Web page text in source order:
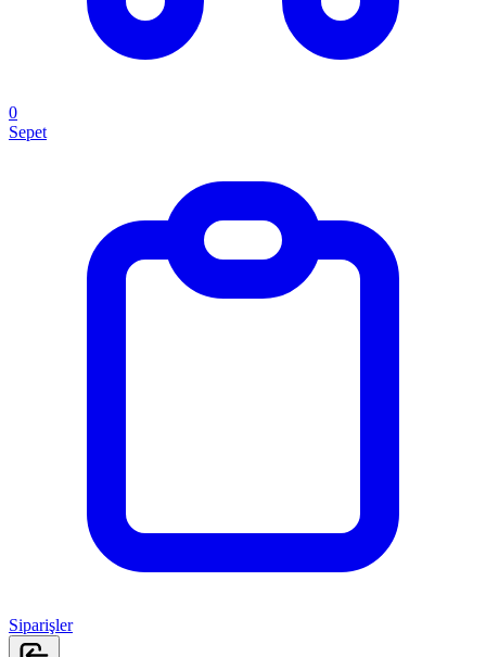
0
Sepet
Siparişler